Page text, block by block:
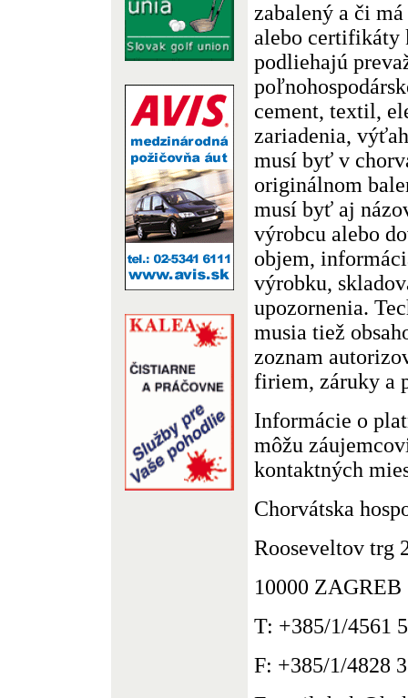
zabalený a či
alebo certifikáty
podliehajú
cement, textil,
zariadenia,
musí byť v
originálnom
musí byť aj
výrobcu alebo
objem,
výrobku,
upozornenia.
musia tiež
zoznam
firiem, záruky a
Informácie o
môžu
kontaktných
Chorvátska
Rooseveltov trg
10000 ZAGREB
T: +385/1/4561
F: +385/1/4828